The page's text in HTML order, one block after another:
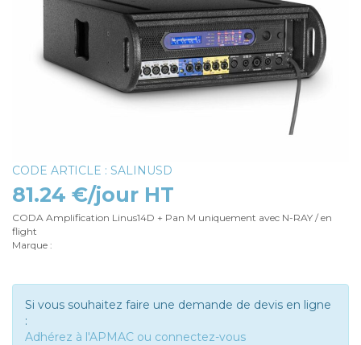
CODE ARTICLE : SALINUSD
81.24 €/jour HT
CODA Amplification Linus14D + Pan M uniquement avec N-RAY / en
flight
Marque :
Si vous souhaitez faire une demande de devis en ligne
:
Adhérez à l'APMAC ou connectez-vous